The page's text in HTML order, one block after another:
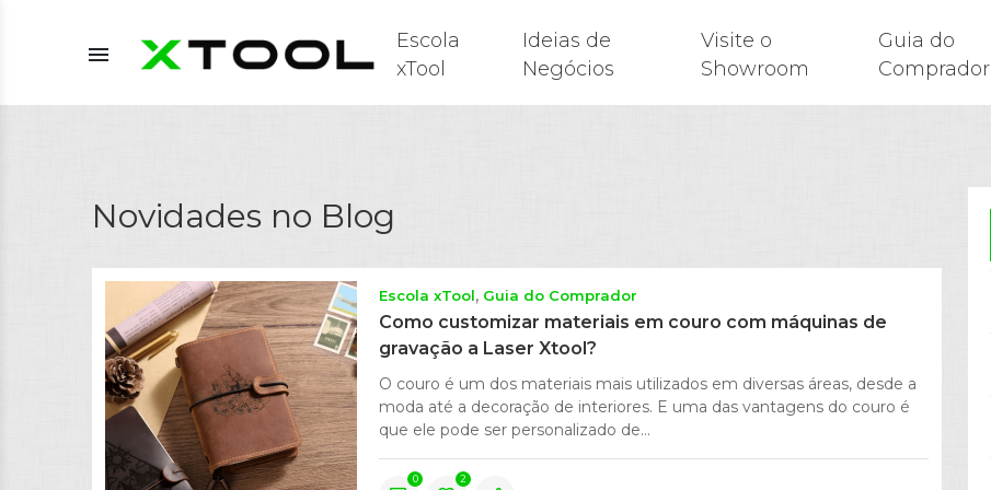
menu
Escola
xTool
Ideias de
Negócios
Visite o
Showroom
Guia do
Comprador
Novidades no Blog
Escola xTool Guia do Comprador
Como customizar materiais em couro com máquinas de
gravação a Laser Xtool?
O couro é um dos materiais mais utilizados em diversas áreas, desde a
moda até a decoração de interiores. E uma das vantagens do couro é
que ele pode ser personalizado de...
0 2